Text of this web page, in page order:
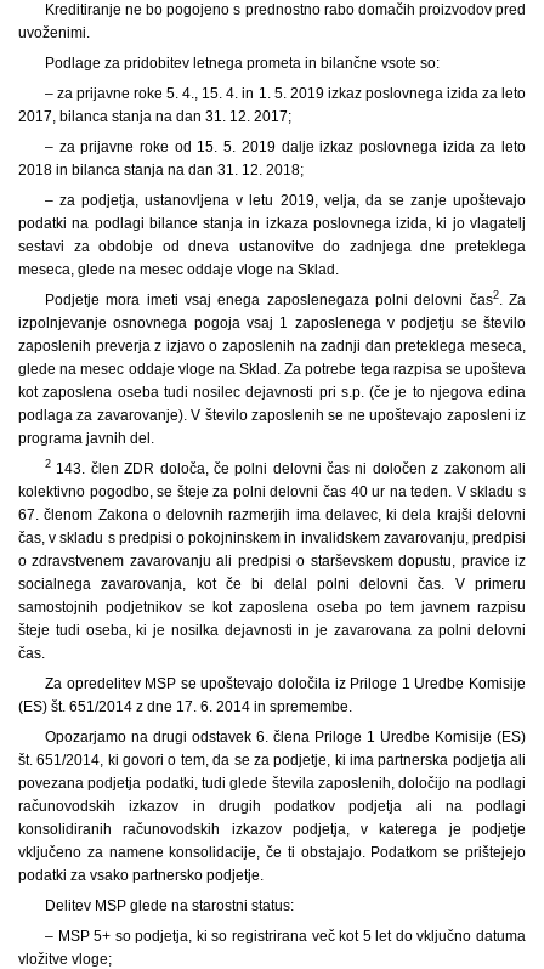
Kreditiranje ne bo pogojeno s prednostno rabo domačih proizvodov pred
uvoženimi.
Podlage za pridobitev letnega prometa in bilančne vsote so:
– za prijavne roke 5. 4., 15. 4. in 1. 5. 2019 izkaz poslovnega izida za leto
2017, bilanca stanja na dan 31. 12. 2017;
– za prijavne roke od 15. 5. 2019 dalje izkaz poslovnega izida za leto
2018 in bilanca stanja na dan 31. 12. 2018;
– za podjetja, ustanovljena v letu 2019, velja, da se zanje upoštevajo
podatki na podlagi bilance stanja in izkaza poslovnega izida, ki jo vlagatelj
sestavi za obdobje od dneva ustanovitve do zadnjega dne preteklega
meseca, glede na mesec oddaje vloge na Sklad.
Podjetje mora imeti vsaj enega zaposlenegaza polni delovni čas2. Za
izpolnjevanje osnovnega pogoja vsaj 1 zaposlenega v podjetju se število
zaposlenih preverja z izjavo o zaposlenih na zadnji dan preteklega meseca,
glede na mesec oddaje vloge na Sklad. Za potrebe tega razpisa se upošteva
kot zaposlena oseba tudi nosilec dejavnosti pri s.p. (če je to njegova edina
podlaga za zavarovanje). V število zaposlenih se ne upoštevajo zaposleni iz
programa javnih del.
2143. člen ZDR določa, če polni delovni čas ni določen z zakonom ali
kolektivno pogodbo, se šteje za polni delovni čas 40 ur na teden. V skladu s
67. členom Zakona o delovnih razmerjih ima delavec, ki dela krajši delovni
čas, v skladu s predpisi o pokojninskem in invalidskem zavarovanju, predpisi
o zdravstvenem zavarovanju ali predpisi o starševskem dopustu, pravice iz
socialnega zavarovanja, kot če bi delal polni delovni čas. V primeru
samostojnih podjetnikov se kot zaposlena oseba po tem javnem razpisu
šteje tudi oseba, ki je nosilka dejavnosti in je zavarovana za polni delovni
čas.
Za opredelitev MSP se upoštevajo določila iz Priloge 1 Uredbe Komisije
(ES) št. 651/2014 z dne 17. 6. 2014 in spremembe.
Opozarjamo na drugi odstavek 6. člena Priloge 1 Uredbe Komisije (ES)
št. 651/2014, ki govori o tem, da se za podjetje, ki ima partnerska podjetja ali
povezana podjetja podatki, tudi glede števila zaposlenih, določijo na podlagi
računovodskih izkazov in drugih podatkov podjetja ali na podlagi
konsolidiranih računovodskih izkazov podjetja, v katerega je podjetje
vključeno za namene konsolidacije, če ti obstajajo. Podatkom se prištejejo
podatki za vsako partnersko podjetje.
Delitev MSP glede na starostni status:
– MSP 5+ so podjetja, ki so registrirana več kot 5 let do vključno datuma
vložitve vloge;